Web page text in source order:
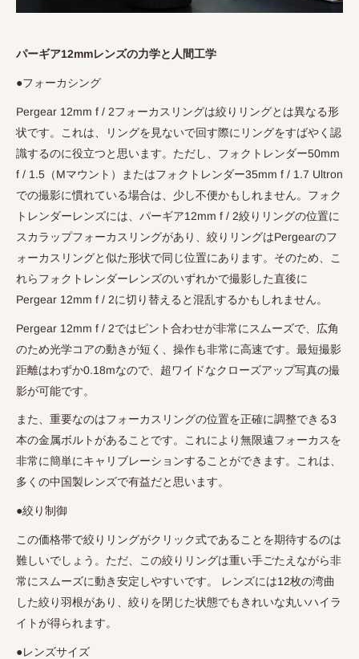
パーギア12mmレンズの力学と人間工学
●フォーカシング
Pergear 12mm f / 2フォーカスリングは絞りリングとは異なる形
状です。これは、リングを見ないで回す際にリングをすばやく認
識するのに役立つと思います。ただし、フォクトレンダー50mm
f / 1.5 （Mマウント）またはフォクトレンダー35mm f / 1.7 Ultron
での撮影に慣れている場合は、少し不便かもしれません。フォク
トレンダーレンズには、パーギア12mm f / 2絞りリングの位置に
スカラップフォーカスリングがあり、絞りリングはPergearのフ
ォーカスリングと似た形状で同じ位置にあります。そのため、こ
れらフォクトレンダーレンズのいずれかで撮影した直後に
Pergear 12mm f / 2に切り替えると混乱するかもしれません。
Pergear 12mm f / 2ではピント合わせが非常にスムーズで、広角
のため光学コアの動きが短く、操作も非常に高速です。最短撮影
距離はわずか0.18mなので、超ワイドなクローズアップ写真の撮
影が可能です。
また、重要なのはフォーカスリングの位置を正確に調整できる3
本の金属ボルトがあることです。これにより無限遠フォーカスを
非常に簡単にキャリブレーションすることができます。これは、
多くの中国製レンズで有益だと思います。
●絞り制御
この価格帯で絞りリングがクリック式であることを期待するのは
難しいでしょう。ただ、この絞りリングは重い手ごたえながら非
常にスムーズに動き安定しやすいです。 レンズには12枚の湾曲
した絞り羽根があり、絞りを閉じた状態でもきれいな丸いハイラ
イトが得られます。
●レンズサイズ